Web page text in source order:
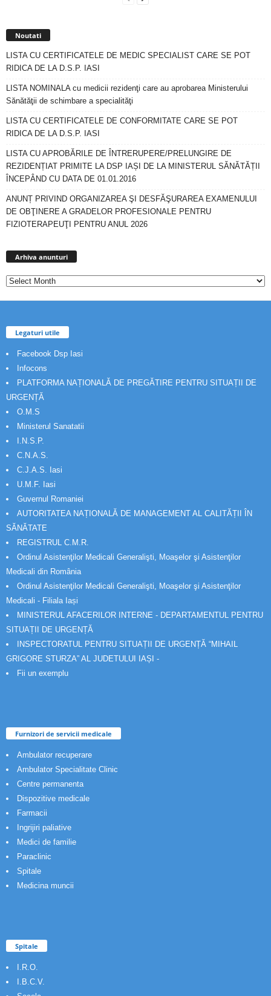
Noutati
LISTA CU CERTIFICATELE DE MEDIC SPECIALIST CARE SE POT
RIDICA DE LA D.S.P. IASI
LISTA NOMINALA cu medicii rezidenţi care au aprobarea Ministerului
Sănătăţii de schimbare a specialităţi
LISTA CU CERTIFICATELE DE CONFORMITATE CARE SE POT
RIDICA DE LA D.S.P. IASI
LISTA CU APROBĂRILE DE ÎNTRERUPERE/PRELUNGIRE DE
REZIDENȚIAT PRIMITE LA DSP IAȘI DE LA MINISTERUL SĂNĂTĂȚII
ÎNCEPÂND CU DATA DE 01.01.2016
ANUNȚ PRIVIND ORGANIZAREA ŞI DESFĂŞURAREA EXAMENULUI
DE OBŢINERE A GRADELOR PROFESIONALE PENTRU
FIZIOTERAPEUŢI PENTRU ANUL 2026
Arhiva anunturi
Legaturi utile
Facebook Dsp Iasi
Infocons
PLATFORMA NAȚIONALĂ DE PREGĂTIRE PENTRU SITUAȚII DE
URGENȚĂ
O.M.S
Ministerul Sanatatii
I.N.S.P.
C.N.A.S.
C.J.A.S. Iasi
U.M.F. Iasi
Guvernul Romaniei
AUTORITATEA NAȚIONALĂ DE MANAGEMENT AL CALITĂȚII ÎN
SĂNĂTATE
REGISTRUL C.M.R.
Ordinul Asistenţilor Medicali Generalişti, Moaşelor şi Asistenţilor
Medicali din România
Ordinul Asistenţilor Medicali Generalişti, Moaşelor şi Asistenţilor
Medicali - Filiala Iași
MINISTERUL AFACERILOR INTERNE - DEPARTAMENTUL PENTRU
SITUAȚII DE URGENȚĂ
INSPECTORATUL PENTRU SITUAȚII DE URGENȚĂ “MIHAIL
GRIGORE STURZA” AL JUDETULUI IAȘI -
Fii un exemplu
Furnizori de servicii medicale
Ambulator recuperare
Ambulator Specialitate Clinic
Centre permanenta
Dispozitive medicale
Farmacii
Ingrijiri paliative
Medici de familie
Paraclinic
Spitale
Medicina muncii
Spitale
I.R.O.
I.B.C.V.